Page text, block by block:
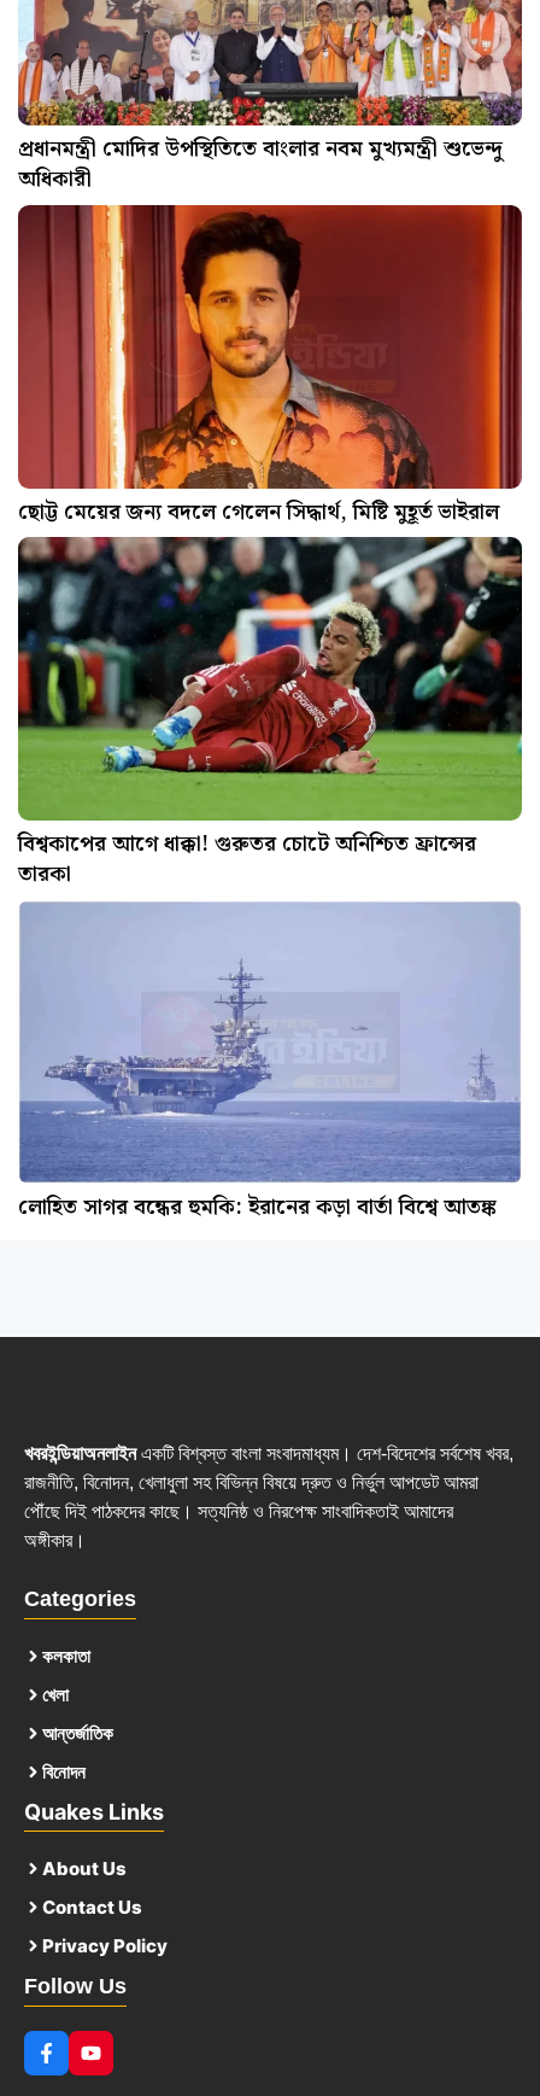
প্রধানমন্ত্রী মোদির উপস্থিতিতে বাংলার নবম মুখ্যমন্ত্রী শুভেন্দু
অধিকারী
ছোট্ট মেয়ের জন্য বদলে গেলেন সিদ্ধার্থ, মিষ্টি মুহূর্ত ভাইরাল
বিশ্বকাপের আগে ধাক্কা! গুরুতর চোটে অনিশ্চিত ফ্রান্সের
তারকা
লোহিত সাগর বন্ধের হুমকি: ইরানের কড়া বার্তা বিশ্বে আতঙ্ক
খবরইন্ডিয়াঅনলাইনএকটি বিশ্বস্ত বাংলা সংবাদমাধ্যম। দেশ-বিদেশের সর্বশেষ খবর,
রাজনীতি, বিনোদন, খেলাধুলা সহ বিভিন্ন বিষয়ে দ্রুত ও নির্ভুল আপডেট আমরা
পৌঁছে দিই পাঠকদের কাছে। সত্যনিষ্ঠ ও নিরপেক্ষ সাংবাদিকতাই আমাদের
অঙ্গীকার।
Categories
কলকাতা
খেলা
আন্তর্জাতিক
বিনোদন
Quakes Links
About Us
Contact Us
Privacy Policy
Follow Us